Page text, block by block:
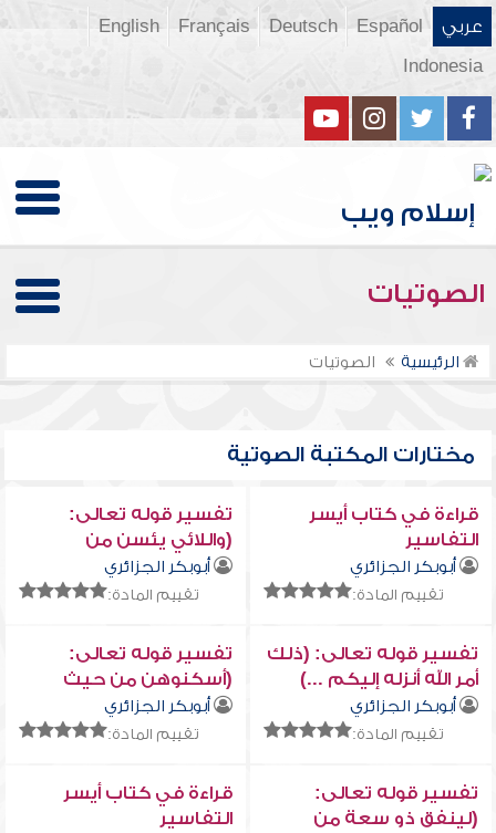
عربي Español
Deutsch
Français
English
Indonesia
الصوتيات
الرئيسية الصوتيات
مختارات المكتبة الصوتية
قراءة في كتاب أيسر
التفاسير
أبوبكر الجزائري
تقييم المادة:
تفسير قوله تعالى:
(واللائي يئسن من
المحيض من نسائكم ...)
أبوبكر الجزائري
تقييم المادة:
تفسير قوله تعالى: (ذلك
أمر الله أنزله إليكم ...)
أبوبكر الجزائري
تقييم المادة:
تفسير قوله تعالى:
(أسكنوهن من حيث
سكنتم من وجدكم ...)
أبوبكر الجزائري
تقييم المادة:
تفسير قوله تعالى:
(لينفق ذو سعة من
قراءة في كتاب أيسر
التفاسير